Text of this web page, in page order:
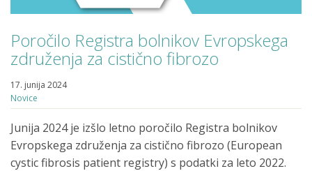
Poročilo Registra bolnikov Evropskega
združenja za cistično fibrozo
17. junija 2024
Novice
Junija 2024 je izšlo letno poročilo Registra bolnikov
Evropskega združenja za cistično fibrozo (European
cystic fibrosis patient registry) s podatki za leto 2022.